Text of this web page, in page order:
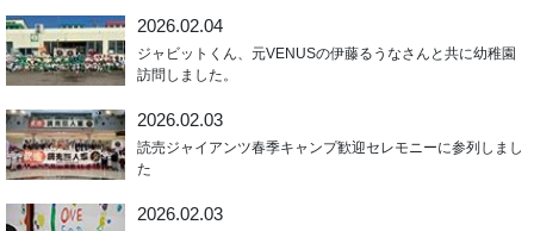
2026.02.04
ジャビットくん、元VENUSの伊藤るうなさんと共に幼稚園
訪問しました。
2026.02.03
読売ジャイアンツ春季キャンプ歓迎セレモニーに参列しまし
た
2026.02.03